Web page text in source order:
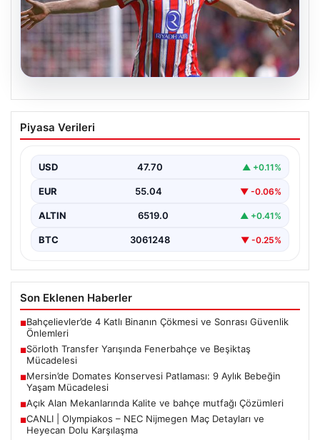
05.08.2026
Sörloth Transfer Yarışında Fenerbahçe
ve Beşiktaş Mücadelesi
sahne olurken, Süper Lig’in iki büyük devi,…
Piyasa Verileri
USD 47.70 ▲ +0.11%
EUR 55.04 ▼ -0.06%
ALTIN 6519.0 ▲ +0.41%
BTC 3061248 ▼ -0.25%
Son Eklenen Haberler
■Bahçelievler’de 4 Katlı Binanın Çökmesi ve Sonrası Güvenlik
Önlemleri
■Sörloth Transfer Yarışında Fenerbahçe ve Beşiktaş
Mücadelesi
■Mersin’de Domates Konservesi Patlaması: 9 Aylık Bebeğin
Yaşam Mücadelesi
■Açık Alan Mekanlarında Kalite ve bahçe mutfağı Çözümleri
■CANLI | Olympiakos – NEC Nijmegen Maç Detayları ve
Heyecan Dolu Karşılaşma